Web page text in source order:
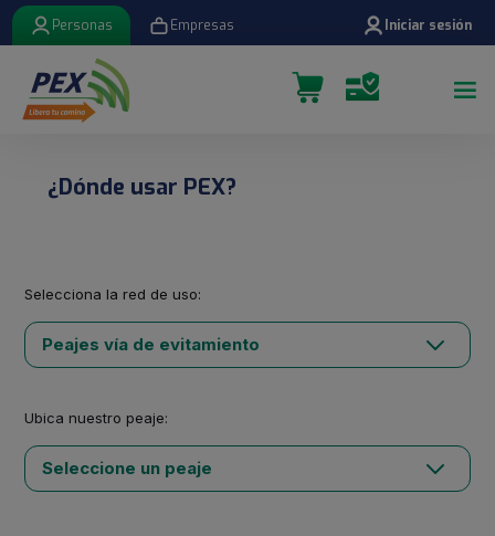
Personas Empresas Iniciar sesión
¿Dónde usar PEX?
Selecciona la red de uso:
Ubica nuestro peaje: